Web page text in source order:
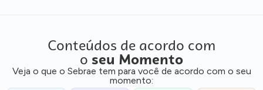
Conteúdos de acordo com
o seu Momento
Veja o que o Sebrae tem para você de acordo com o seu
momento: